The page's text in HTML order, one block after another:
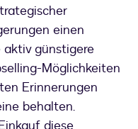
einen
aktiv günstigere
Möglichkeiten
Erinnerungen
behalten.